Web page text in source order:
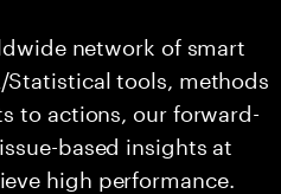
network of smart
tools, methods
to actions, our forward-
based insights at
high performance.